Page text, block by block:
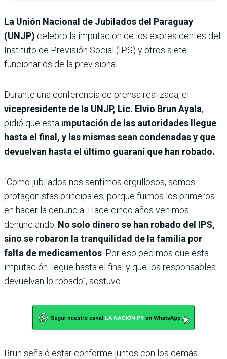
La Unión Nacional de Jubilados del Paraguay
(UNJP) celebró la imputación de los expresidentes del
Instituto de Previsión Social (IPS) y otros siete
funcionarios de la previsional.
Durante una conferencia de prensa realizada, el
vicepresidente de la UNJP, Lic. Elvio Brun Ayala,
pidió que esta imputación de las autoridades llegue
hasta el final, y las mismas sean condenadas y que
devuelvan hasta el último guaraní que han robado.
“Como jubilados nos sentimos orgullosos, somos
protagonistas principales, porque fuimos los primeros
en hacer la denuncia. Hace cinco años venimos
denunciando. No solo dinero se han robado del IPS,
sino se robaron la tranquilidad de la familia por
falta de medicamentos . Por eso pedimos que esta
imputación llegue hasta el final y que los responsables
devuelvan lo robado”, sostuvo.
Brun señaló estar conforme juntos con los demás